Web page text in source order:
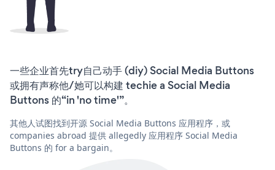
一些企业首先try自己动手 (diy) Social Media Buttons
或拥有声称他/她可以构建 techie a Social Media
Buttons 的“in 'no time'”。
其他人试图找到开源 Social Media Buttons 应用程序，或
companies abroad 提供 allegedly 应用程序 Social Media
Buttons 的 for a bargain。